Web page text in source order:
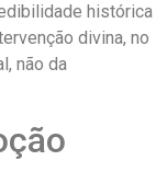
histórica
divina, no
não da